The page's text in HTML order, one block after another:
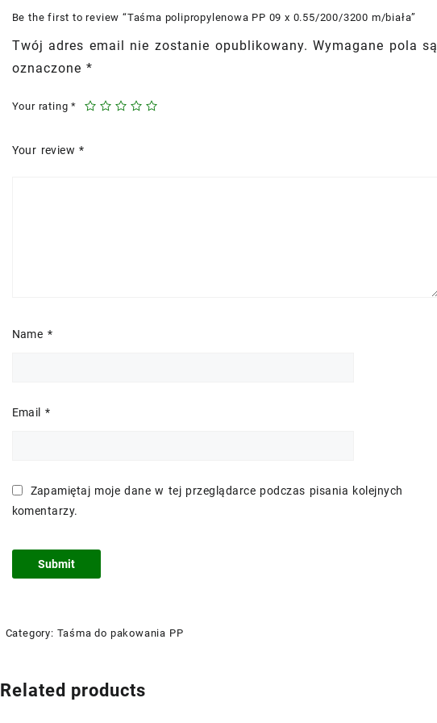
Be the first to review “Taśma polipropylenowa PP 09 x 0.55/200/3200 m/biała”
Twój adres email nie zostanie opublikowany. Wymagane pola są
oznaczone*
Your rating*
Your review*
Name *
Email *
Zapamiętaj moje dane w tej przeglądarce podczas pisania kolejnych
komentarzy.
Category: Taśma do pakowania PP
Related products